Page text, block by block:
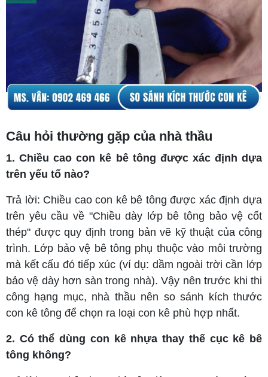
Câu hỏi thường gặp của nhà thầu
1. Chiều cao con kê bê tông được xác định dựa
trên yếu tố nào?
Trả lời: Chiều cao con kê bê tông được xác định dựa
trên yêu cầu về "Chiều dày lớp bê tông bảo vệ cốt
thép" được quy định trong bản vẽ kỹ thuật của công
trình. Lớp bảo vệ bê tông phụ thuộc vào môi trường
mà kết cấu đó tiếp xúc (ví dụ: dầm ngoài trời cần lớp
bảo vệ dày hơn sàn trong nhà). Vậy nên trước khi thi
công hạng mục, nhà thầu nên so sánh kích thước
con kê tông để chọn ra loại con kê phù hợp nhất.
2. Có thể dùng con kê nhựa thay thế cục kê bê
tông không?